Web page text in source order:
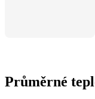
Průměrné